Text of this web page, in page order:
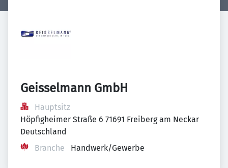
Geisselmann GmbH
Hauptsitz
Höpfigheimer Straße 6 71691 Freiberg am Neckar
Deutschland
Branche
Handwerk/Gewerbe